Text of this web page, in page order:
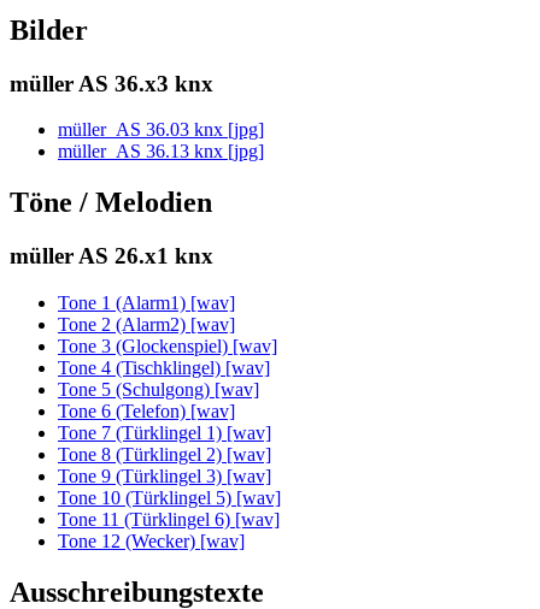
Bilder
müller AS 36.x3 knx
müller_AS 36.03 knx [jpg]
müller_AS 36.13 knx [jpg]
Töne / Melodien
müller AS 26.x1 knx
Tone 1 (Alarm1) [wav]
Tone 2 (Alarm2) [wav]
Tone 3 (Glockenspiel) [wav]
Tone 4 (Tischklingel) [wav]
Tone 5 (Schulgong) [wav]
Tone 6 (Telefon) [wav]
Tone 7 (Türklingel 1) [wav]
Tone 8 (Türklingel 2) [wav]
Tone 9 (Türklingel 3) [wav]
Tone 10 (Türklingel 5) [wav]
Tone 11 (Türklingel 6) [wav]
Tone 12 (Wecker) [wav]
Ausschreibungstexte